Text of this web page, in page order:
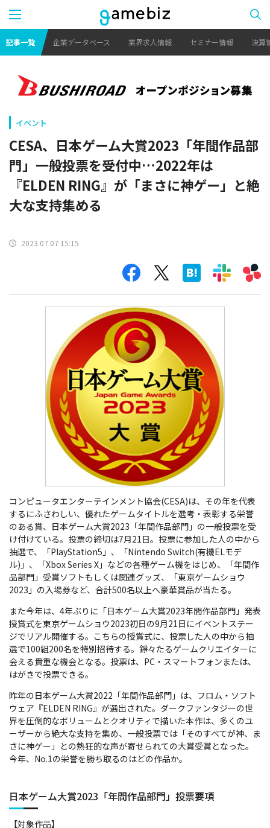
記事一覧 企業データベース 業界求人情報 セミナー情報 決算
イベント
CESA、日本ゲーム大賞2023「年間作品部
門」一般投票を受付中…2022年は
『ELDEN RING』が「まさに神ゲー」と絶
大な支持集める
2023.07.07 15:15
コンピュータエンターテインメント協会(CESA)は、その年を代表
するにふさわしい、優れたゲームタイトルを選考・表彰する栄誉
のある賞、日本ゲーム大賞2023「年間作品部門」の一般投票を受
け付けている。投票の締切は7月21日。投票に参加した人の中から
抽選で、「PlayStation5」、「Nintendo Switch(有機ELモデ
ル)」、「Xbox Series X」などの各種ゲーム機をはじめ、「年間作
品部門」受賞ソフトもしくは関連グッズ、「東京ゲームショウ
2023」の入場券など、合計500名以上へ豪華賞品が当たる。
また今年は、4年ぶりに「日本ゲーム大賞2023年間作品部門」発表
授賞式を東京ゲームショウ2023初日の9月21日にイベントステー
ジでリアル開催する。こちらの授賞式に、投票した人の中から抽
選で100組200名を特別招待する。錚々たるゲームクリエイターに
会える貴重な機会となる。投票は、PC・スマートフォンまたは、
はがきで投票できる。
昨年の日本ゲーム大賞2022「年間作品部門」は、フロム・ソフト
ウェア『ELDEN RING』が選出された。ダークファンタジーの世
界を圧倒的なボリュームとクオリティで描いた本作は、多くのユ
ーザーから絶大な支持を集め、一般投票では「そのすべてが神、ま
さに神ゲー」との熱狂的な声が寄せられての大賞受賞となった。
今年、No.1の栄誉を勝ち取るのはどの作品か。
日本ゲーム大賞2023「年間作品部門」投票要項
【対象作品】